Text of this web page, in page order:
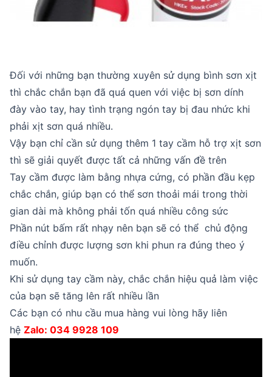
Đối với những bạn thường xuyên sử dụng bình sơn xịt
thì chắc chắn bạn đã quá quen với việc bị sơn dính
đày vào tay, hay tình trạng ngón tay bị đau nhức khi
phải xịt sơn quá nhiều.
Vậy bạn chỉ cần sử dụng thêm 1 tay cầm hỗ trợ xịt sơn
thì sẽ giải quyết được tất cả những vấn đề trên
Tay cầm được làm bằng nhựa cứng, có phần đầu kẹp
chắc chắn, giúp bạn có thể sơn thoải mái trong thời
gian dài mà không phải tốn quá nhiều công sức
Phần nút bấm rất nhạy nên bạn sẽ có thể chủ động
điều chỉnh được lượng sơn khi phun ra đúng theo ý
muốn.
Khi sử dụng tay cầm này, chắc chắn hiệu quả làm việc
của bạn sẽ tăng lên rất nhiều lần
Các bạn có nhu cầu mua hàng vui lòng hãy liên
hệ Zalo: 034 9928 109